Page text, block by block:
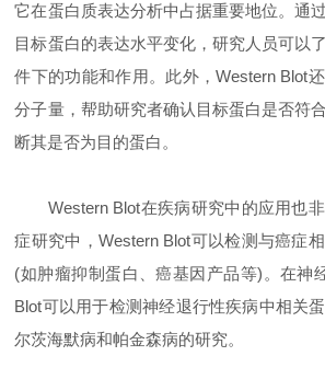
它在蛋白质表达分析中占据重要地位。通
目标蛋白的表达水平变化，研究人员可以
件下的功能和作用。此外，Western Blot
分子量，帮助研究者确认目标蛋白是否符
断其是否为目的蛋白。
Western Blot在疾病研究中的应用也非
症研究中，Western Blot可以检测与癌症
(如肿瘤抑制蛋白、癌基因产品等)。在神
Blot可以用于检测神经退行性疾病中相关
尔茨海默病和帕金森病的研究。